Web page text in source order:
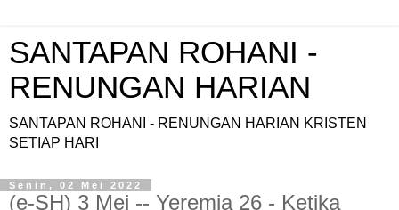
SANTAPAN ROHANI -
RENUNGAN HARIAN
SANTAPAN ROHANI - RENUNGAN HARIAN KRISTEN
SETIAP HARI
Senin, 02 Mei 2022
(e-SH) 3 Mei -- Yeremia 26 - Ketika